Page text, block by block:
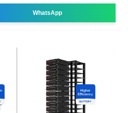
WhatsApp